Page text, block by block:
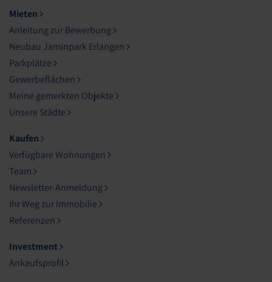
Mieten
Anleitung zur Bewerbung
Neubau Jaminpark Erlangen
Parkplätze
Gewerbeflächen
Meine gemerkten Objekte
Unsere Städte
Kaufen
Verfügbare Wohnungen
Team
Newsletter-Anmeldung
Ihr Weg zur Immobilie
Referenzen
Investment
Ankaufsprofil